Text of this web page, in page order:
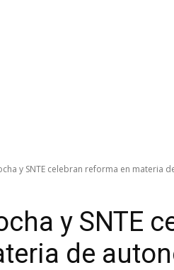
y SNTE celebran reforma en materia
y SNTE
de